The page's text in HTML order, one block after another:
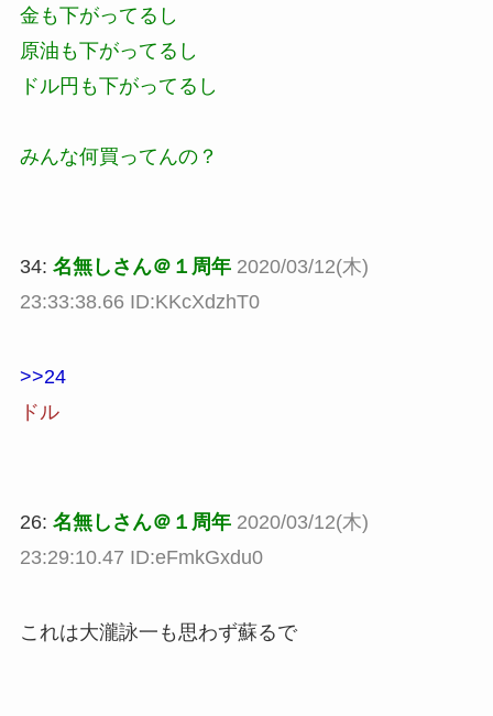
金も下がってるし
原油も下がってるし
ドル円も下がってるし
みんな何買ってんの？
34: 名無しさん＠１周年 2020/03/12(木)
23:33:38.66 ID:KKcXdzhT0
>>24
ドル
26: 名無しさん＠１周年 2020/03/12(木)
23:29:10.47 ID:eFmkGxdu0
これは大瀧詠一も思わず蘇るで